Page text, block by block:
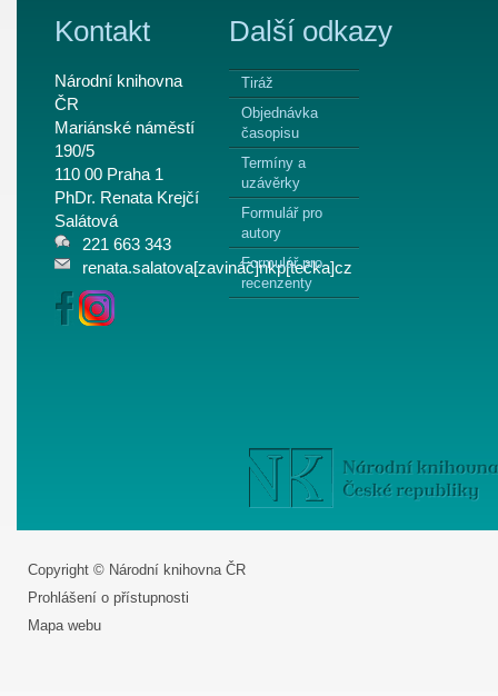
Kontakt
Národní knihovna
ČR
Mariánské náměstí
190/5
110 00 Praha 1
PhDr. Renata Krejčí
Salátová
221 663 343
renata.salatova[zavináč]nkp[tečka]cz
Další odkazy
Tiráž
Objednávka
časopisu
Termíny a
uzávěrky
Formulář pro
autory
Formulář pro
recenzenty
Copyright © Národní knihovna ČR
Prohlášení o přístupnosti
Mapa webu